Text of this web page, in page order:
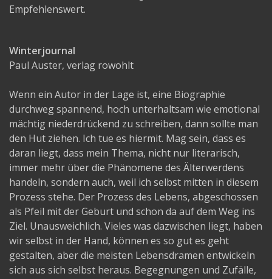
Empfehlenswert.
Winterjournal
Paul Auster, verlag rowohlt
Wenn ein Autor in der Lage ist, eine Biographie
durchweg spannend, hoch unterhaltsam wie emotional
mächtig niederdrückend zu schreiben, dann sollte man
den Hut ziehen. Ich tue es hiermit. Mag sein, dass es
daran liegt, dass mein Thema, nicht nur literarisch,
immer mehr über die Phänomene des Älterwerdens
handeln, sondern auch, weil ich selbst mitten in diesem
Prozess stehe. Der Prozess des Lebens, abgeschossen
als Pfeil mit der Geburt und schon da auf dem Weg ins
Ziel. Unausweichlich. Vieles was dazwischen liegt, haben
wir selbst in der Hand, können es so gut es geht
gestalten, aber die meisten Lebensdramen entwickeln
sich aus sich selbst heraus. Begegnungen und Zufälle,